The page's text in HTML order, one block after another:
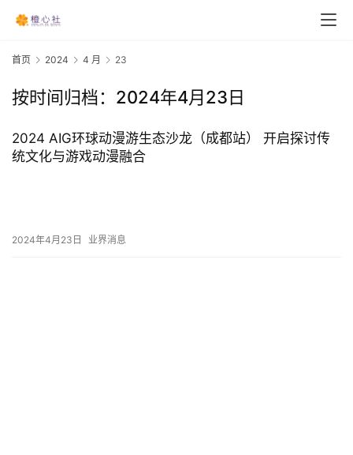
首页 2024 4 月 23
按时间归档：2024年4月23日
2024 AIG环球动漫游生态沙龙（成都站） 开启探讨传
统文化与游戏动漫融合
2024年4月23日 业界消息